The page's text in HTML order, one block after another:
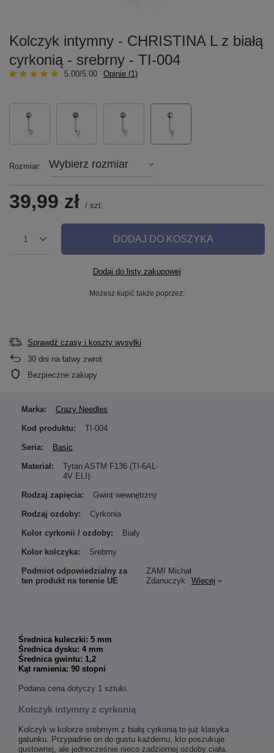
Kolczyk intymny - CHRISTINA L z białą
cyrkonią - srebrny - TI-004
5.00/5.00 Opinie (1)
Rozmiar Wybierz rozmiar
39,99 zł / szt.
1 DODAJ DO KOSZYKA
Dodaj do listy zakupowej
Możesz kupić także poprzez:
Sprawdź czasy i koszty wysyłki
30 dni na łatwy zwrot
Bezpieczne zakupy
Średnica kuleczki: 5 mm
Średnica dysku: 4 mm
Średnica gwintu: 1,2
Kąt ramienia: 90 stopni
Podana cena dotyczy 1 sztuki.
Kolczyk intymny z cyrkonią
Kolczyk w kolorze srebrnym z białą cyrkonią to już klasyka
gatunku. Przypadnie on do gustu każdemu, kto poszukuje
gustownej, ale jednocześnie nieco zadziornej ozdoby ciała.
Marka: Crazy Needles
Kod produktu: TI-004
Seria: Basic
Materiał:
Tytan ASTM F136 (TI-6AL-
4V ELI)
Rodzaj zapięcia: Gwint wewnętrzny
Rodzaj ozdoby: Cyrkonia
Kolor cyrkonii / ozdoby: Biały
Kolor kolczyka: Srebrny
Podmiot odpowiedzialny za
ten produkt na terenie UE
ZAMI Michał
Zdanuczyk
Więcej